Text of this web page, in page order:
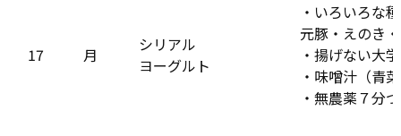
17 月
シリアル
ヨーグルト
・いろいろな
元豚・えのき
・揚げない大
・味噌汁（青
・無農薬７分